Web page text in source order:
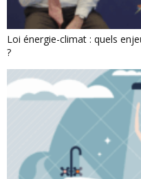
Loi énergie-climat : quels
?